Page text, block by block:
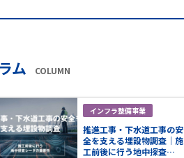
ム COLUMN
インフラ整備事業
推進工事・下水道工事の安
全を支える埋設物調査｜施
工前後に行う地中探査…